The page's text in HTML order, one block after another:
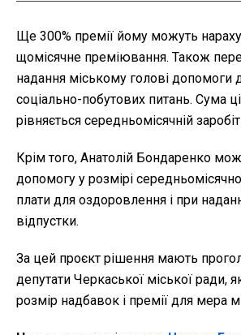
Ще 300% премії йому можуть
щомісячне преміювання. Також
надання міському голові допомоги
соціально-побутових питань. Сума
рівняється середньомісячній
Крім того, Анатолій Бондаренко
допомогу у розмірі
плати для оздоровлення і при
відпустки.
За цей проєкт рішення мають
депутати Черкаської міської ради,
розмір надбавок і премії для мера